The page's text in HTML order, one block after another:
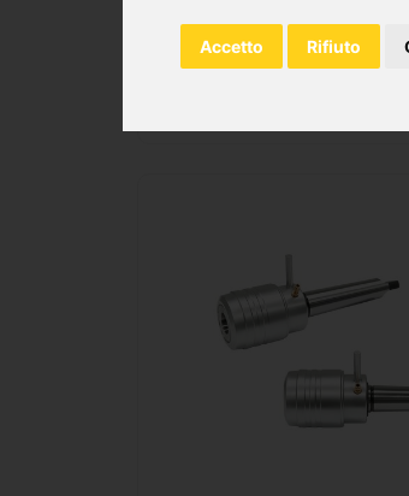
Accetto Rifiuto
incl. 20% VAT
In Stock